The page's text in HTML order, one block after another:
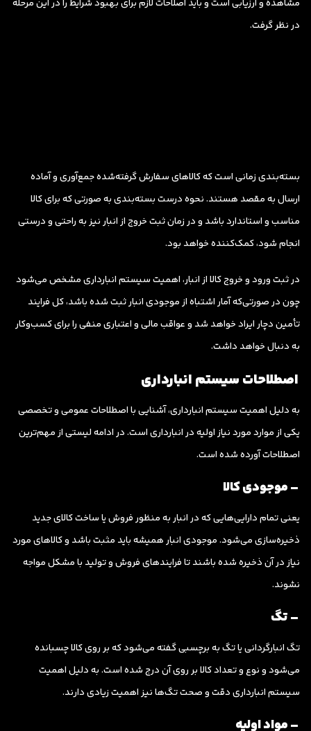
مشاهده و ارزیابی است و باید اصلاحات لازم برای بهبود شرایط را در این مرحله
در نظر گرفت.
بسته‌بندی زمانی است که کالاهای سفارش گرفته‌شده جمع‌آوری و آماده
ارسال به مقصد هستند. نحوه درست بسته‌بندی به صورتی که برای کالا
مناسب و استاندارد باشد و در زمان ثبت خروج از انبار نیز به راحتی و درستی
انجام شود، کمک‌کننده خواهد بود.
در ثبت ورود و خروج کالا از انبار، اهمیت سیستم انبارداری مشخص می‌شود
چون در صورتی‌که آمار اشتباه از موجودی انبار ثبت شده باشد، کل فرایند
تأمین دچار ایراد خواهد شد و عواقب مالی و اعتباری منفی را برای کسب‌وکار
به دنبال خواهد داشت.
اصطلاحات سیستم انبارداری
به دلیل اهمیت سیستم انبارداری، آشنایی با اصطلاحات عمومی و تخصصی
یکی از موارد مورد نیاز اولیه در انبارداری است. در ادامه لیستی از مهم‌ترین
اصطلاحات آورده شده است.
– موجودی کالا
یعنی تمام دارایی‌هایی که در انبار به منظور فروش یا ساخت کالای جدید
ذخیره‌سازی می‌شود. موجودی انبار همیشه باید مثبت باشد و کالاهای مورد
نیاز در آن ذخیره شده باشند تا فرایندهای فروش و تولید با مشکل مواجه
نشوند.
– تگ
تگ انبارگردانی یا تگ به برچسبی گفته می‌شود که بر روی کالا چسبانده
می‌شود و نوع و تعداد کالا بر روی آن درج شده است. به دلیل اهمیت
سیستم انبارداری دقت و صحت تگ‌ها نیز اهمیت زیادی دارند.
– مواد اولیه